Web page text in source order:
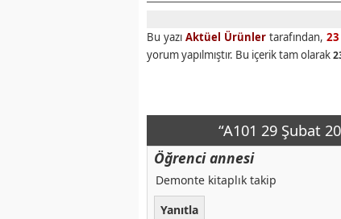
Bu yazı Aktüel Ürünlertarafından,
yorum yapılmıştır. Bu içerik tam olarak
“A101 29 Şubat
Öğrenci annesi
Demonte kitaplık takip
Yanıtla